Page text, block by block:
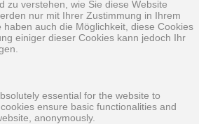
zu verstehen, wie Sie diese Website
nur mit Ihrer Zustimmung in Ihrem
haben auch die Möglichkeit, diese Cookies
einiger dieser Cookies kann jedoch Ihr
essential for the website to
ensure basic functionalities and
anonymously.